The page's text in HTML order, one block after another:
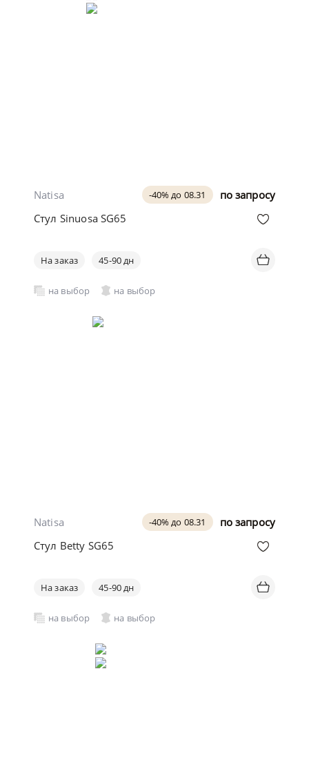
по запросу
-40% до 08.31
Natisa
Стул Sinuosa SG65
На заказ 45-90 дн
на выбор на выбор
по запросу
-40% до 08.31
Natisa
Стул Betty SG65
На заказ 45-90 дн
на выбор на выбор